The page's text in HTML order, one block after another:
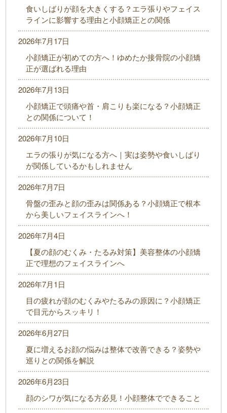
食いしばりが顔を大きくする？エラ張りやフェイス
ラインに影響する理由と小顔矯正との関係
小顔矯正が初めての方へ！ゆめたか接骨院の小顔矯
正が選ばれる理由
2026年7月17日
小顔矯正で頭痛や首・肩こりも楽になる？小顔矯正
との関係について！
2026年7月13日
エラの張りが気になる方へ｜実は姿勢や食いしばり
が関係しているかもしれません
2026年7月10日
骨盤の歪みと顔の歪みは関係ある？小顔矯正で根本
から美しいフェイスラインへ！
2026年7月7日
【夏の顔のむくみ・たるみ対策】美容整体の小顔矯
正で理想のフェイスラインへ
2026年7月4日
目の疲れが顔のむくみやたるみの原因に？小顔矯正
で目元からスッキリ！
2026年7月1日
夏に増えるお顔の悩みは整体で改善できる？姿勢や
巡りとの関係を解説
2026年6月27日
顔のシワが気になる方必見！小顔整体でできること
2026年6月23日